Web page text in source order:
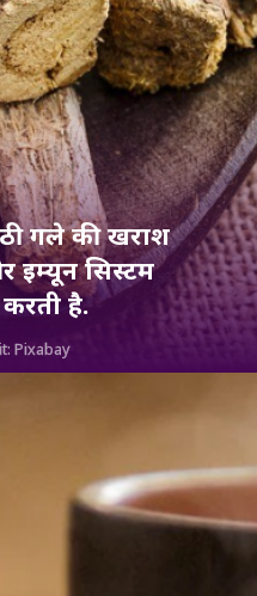
गले की खराश
इम्यून सिस्टम
है.
Pixabay